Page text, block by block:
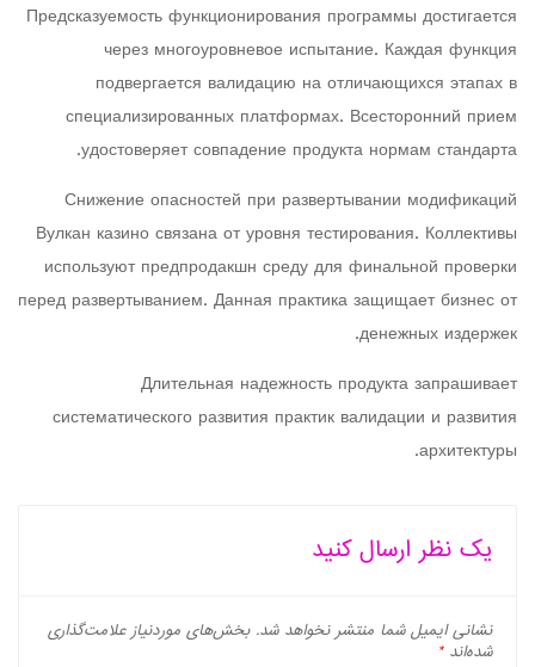
Предсказуемость функционирования программы достигается
через многоуровневое испытание. Каждая функция
подвергается валидацию на отличающихся этапах в
специализированных платформах. Всесторонний прием
удостоверяет совпадение продукта нормам стандарта.
Снижение опасностей при развертывании модификаций
Вулкан казино связана от уровня тестирования. Коллективы
используют предпродакшн среду для финальной проверки
перед развертыванием. Данная практика защищает бизнес от
денежных издержек.
Длительная надежность продукта запрашивает
систематического развития практик валидации и развития
архитектуры.
یک نظر ارسال کنید
نشانی ایمیل شما منتشر نخواهد شد. بخش‌های موردنیاز علامت‌گذاری
شده‌اند*